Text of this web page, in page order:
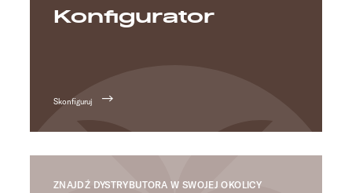
Konfigurator
Skonfiguruj
ZNAJDŹ DYSTRYBUTORA W SWOJEJ OKOLICY